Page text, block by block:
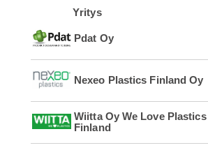
Yritys
Pdat Oy
Nexeo Plastics Finland Oy
Wiitta Oy We Love Plastics
Finland